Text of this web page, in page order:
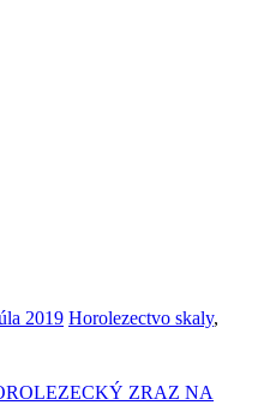
2019 Horolezectvo skaly,
ZRAZ NA